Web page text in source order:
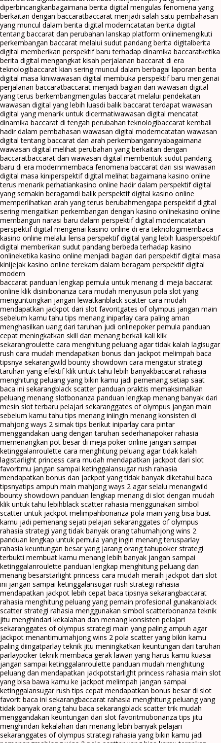
diperbincangkanbagaimana berita digital mengulas fenomena yang
berkaitan dengan baccaratbaccarat menjadi salah satu pembahasan
yang muncul dalam berita digital moderncatatan berita digital
tentang baccarat dan perubahan lanskap platform onlinemengikuti
perkembangan baccarat melalui sudut pandang berita digitalberita
digital memberikan perspektif baru terhadap dinamika baccaratketika
berita digital mengangkat kisah perjalanan baccarat di era
teknologibaccarat kian sering muncul dalam berbagai laporan berita
digital masa kiniwawasan digital membuka perspektif baru mengenai
perjalanan baccaratbaccarat menjadi bagian dari wawasan digital
yang terus berkembangmengulas baccarat melalui pendekatan
wawasan digital yang lebih luasdi balik baccarat terdapat wawasan
digital yang menarik untuk dicermatiwawasan digital mencatat
dinamika baccarat di tengah perubahan teknologibaccarat kembali
hadir dalam pembahasan wawasan digital moderncatatan wawasan
digital tentang baccarat dan arah perkembangannyabagaimana
wawasan digital melihat perubahan yang berkaitan dengan
baccaratbaccarat dan wawasan digital membentuk sudut pandang
baru di era modernmembaca fenomena baccarat dari sisi wawasan
digital masa kiniperspektif digital melihat bagaimana kasino online
terus menarik perhatiankasino online hadir dalam perspektif digital
yang semakin beragamdi balik perspektif digital kasino online
memperlihatkan arah yang terus berubahmengapa perspektif digital
sering mengaitkan perkembangan dengan kasino onlinekasino online
membangun narasi baru dalam perspektif digital moderncatatan
perspektif digital mengenai kasino online di era teknologimembaca
kasino online melalui lensa perspektif digital yang lebih luasperspektif
digital memberikan sudut pandang berbeda terhadap kasino
onlineketika kasino online menjadi bagian dari perspektif digital masa
kinijejak kasino online terekam dalam beragam perspektif digital
modern
baccarat panduan lengkap pemula untuk menang di meja baccarat
online klik disinibonanza cara mudah menyusun pola slot yang
menguntungkan jangan lewatkanblack scatter cara mudah
mendapatkan jackpot dari slot favoritgates of olympus jangan main
sebelum kamu tahu tips menang iniparlay cara paling aman
menghasilkan uang dari taruhan judi onlinepoker pemula panduan
cepat meningkatkan skill dan menang berkali kali klik
sekarangroulette cara menghitung peluang agar tidak kalah lagisugar
rush cara mudah mendapatkan bonus dan jackpot melimpah baca
tipsnya sekarangwild bounty showdown cara mengatur strategi
taruhan yang efektif klik untuk tahu lebih banyakbaccarat rahasia
menghitung peluang yang bikin kamu jadi pemenang setiap saat
baca ini sekarangblack scatter panduan praktis memaksimalkan
peluang menang slotbonanza panduan lengkap menang banyak dari
mesin slot terbaru pelajari sekaranggates of olympus jangan main
sebelum kamu tahu tips menang iniingin menang konsisten di
mahjong ways 2 simak tips berikut iniparlay cara pintar
menggandakan uang dengan taruhan sederhanapoker rahasia
memenangkan pot besar di meja poker online jangan sampai
ketinggalanroulette cara menghitung peluang agar tidak kalah
lagistarlight princess cara mudah mendapatkan jackpot dari slot
favoritmu jangan sampai ketinggalansugar rush rahasia
mendapatkan bonus dan jackpot yang tidak banyak diketahui baca
tipsnyatips ampuh main mahjong ways 2 agar selalu menangwild
bounty showdown panduan lengkap menang di slot dengan mudah
klik untuk tahu lebihblack scatter rahasia menggunakan simbol
scatter untuk jackpot melimpahbonanza pola main yang bisa buat
kamu jadi pemenang sejati pelajari sekaranggates of olympus
rahasia strategi yang tidak banyak orang tahumahjong wins 2
panduan lengkap untuk pemula yang ingin menang terusparlay
rahasia keuntungan besar yang jarang orang tahupoker strategi
terbukti membuat kamu menang lebih banyak jangan sampai
ketinggalanroulette panduan lengkap menghitung peluang dan
menang besarstarlight princess cara mudah meraih jackpot dari slot
ini jangan sampai ketinggalansugar rush strategi rahasia
mendapatkan jackpot lebih cepat baca tipsnya sekarangbaccarat
rahasia menghitung peluang yang pemain profesional gunakanblack
scatter strategi rahasia menggunakan simbol scatterbonanza teknik
jitu menghindari kekalahan dan menang konsisten pelajari
sekaranggates of olympus strategi main yang paling ampuh agar
jackpot menantimumahjong wins 2 pola scatter yang bikin kamu
paling diingatparlay teknik jitu meningkatkan keuntungan dari taruhan
parlaypoker teknik membaca gerak lawan yang harus kamu kuasai
jangan sampai ketinggalanroulette panduan mudah menghitung
peluang dan mendapatkan jackpotstarlight princess rahasia main slot
yang bisa bawa kamu ke jackpot melimpah jangan sampai
ketinggalansugar rush tips cepat mendapatkan bonus besar di slot
favorit baca ini sekarangbaccarat rahasia menghitung peluang yang
tidak banyak orang tahu baca sekarangblack scatter trik mudah
menggandakan keuntungan dari slot favoritmubonanza tips jitu
menghindari kekalahan dan menang lebih banyak pelajari
sekaranggates of olympus strategi rahasia yang bikin kamu jadi